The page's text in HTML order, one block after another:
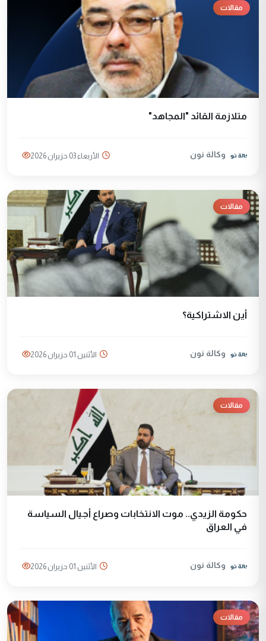
مقالات
متلازمة القائد "المجاهد"
وكالة نون الأربعاء 03 حزيران 2026
مقالات
أين الاشتراكية؟
وكالة نون الأثنين 01 حزيران 2026
مقالات
حكومة الزيدي.. موت الانتخابات وصراع أجيال السياسة
في العراق
وكالة نون الأثنين 01 حزيران 2026
مقالات